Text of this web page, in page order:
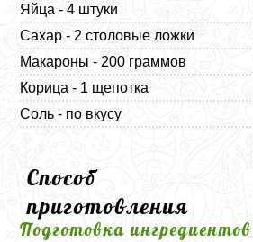
Яйца - 4 штуки
Сахар - 2 столовые ложки
Макароны - 200 граммов
Корица - 1 щепотка
Соль - по вкусу
Способ
приготовления
Подготовка ингредиентов